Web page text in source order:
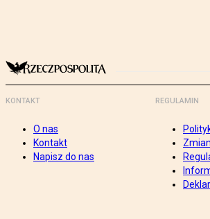
KONTAKT
O nas
Kontakt
Napisz do nas
REGULAMIN